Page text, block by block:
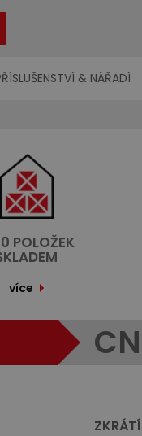
& NÁŘADÍ
POLOŽEK
více